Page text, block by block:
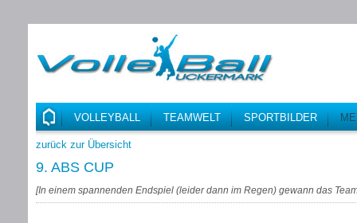
VOLLEYBALL TEAMWELT SPORTBILDER
zurück zur Übersicht
9. ABS CUP
[In einem spannenden Endspiel (leider dann im Regen) gewann das